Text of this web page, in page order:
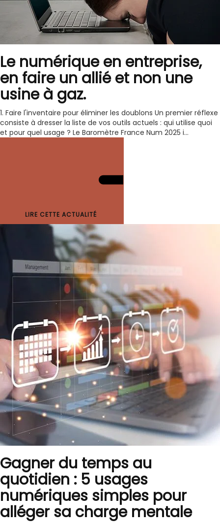
Le numérique en entreprise,
en faire un allié et non une
usine à gaz.
1. Faire l'inventaire pour éliminer les doublons Un premier réflexe
consiste à dresser la liste de vos outils actuels : qui utilise quoi
et pour quel usage ? Le Baromètre France Num 2025 i...
LIRE CETTE ACTUALITÉ
Gagner du temps au
quotidien : 5 usages
numériques simples pour
alléger sa charge mentale